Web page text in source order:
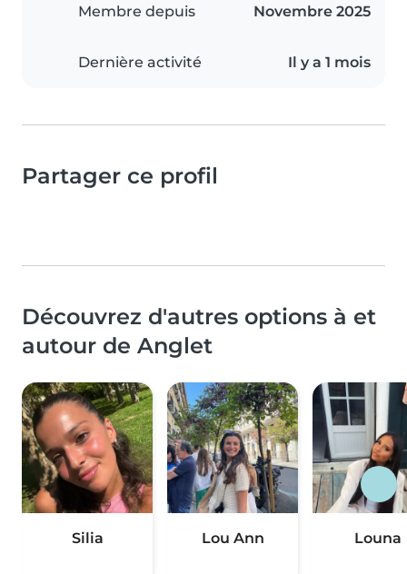
Membre depuis Novembre 2025
Dernière activité Il y a 1 mois
Partager ce profil
Découvrez d'autres options à et
autour de Anglet
Silia Lou Ann Louna